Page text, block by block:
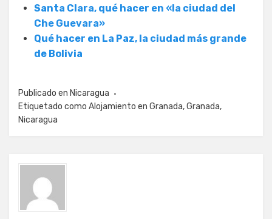
Santa Clara, qué hacer en «la ciudad del
Che Guevara»
Qué hacer en La Paz, la ciudad más grande
de Bolivia
Publicado en Nicaragua
Etiquetado como Alojamiento en Granada,Granada,
Nicaragua